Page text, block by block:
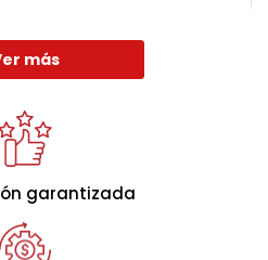
con tapa doble de Pikolin es
para tu dormitorio. Un
tendencias y novedades en
si quieres un diseño a la
más
garantizada